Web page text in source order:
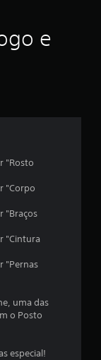
s
e
2
e
"Rosto
"Corpo
"Braços
"Cintura
"Pernas
uma das
o Posto
especial!